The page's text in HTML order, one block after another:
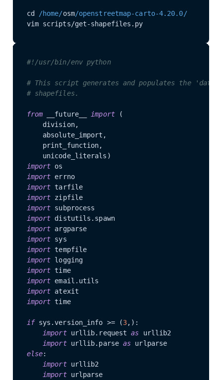
cd /home/osm/openstreetmap-carto-4.20.0/
vim scripts/get-shapefiles.py
#!/usr/bin/env python
# This script generates and populates the
# shapefiles.
from __future__ import (
    division,
    absolute_import,
    print_function,
import
import
errno
import
import
import
import
distutils.spawn
import
import
import
import
import
time
import
import
import time
if sys.version_info >= (3,):
import urllib.request as urllib2
import urllib.parse as
else:
import urllib2
import urlparse